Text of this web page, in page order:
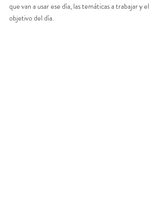
que van a usar ese día, las temáticas a trabajar y el
objetivo del día.